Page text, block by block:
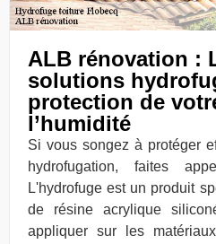
ALB rénovation :
solutions
protection de
l’humidité
Si vous songez à protéger
hydrofugation, faites
L'hydrofuge est un produit
de résine acrylique
appliquer sur les